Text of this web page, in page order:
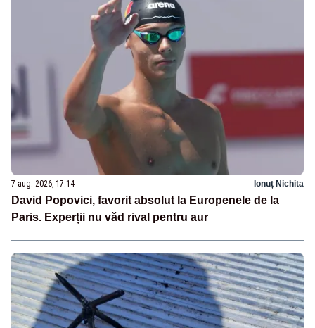
7 aug. 2026, 17:14 Ionuț Nichita
David Popovici, favorit absolut la Europenele de la
Paris. Experții nu văd rival pentru aur